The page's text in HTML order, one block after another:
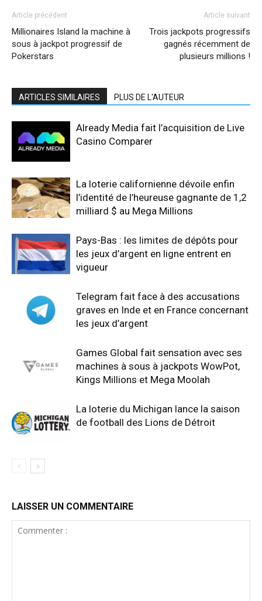
Article précédent
Millionaires Island la machine à
sous à jackpot progressif de
Pokerstars
Article suivant
Trois jackpots progressifs
gagnés récemment de
plusieurs millions !
ARTICLES SIMILAIRES PLUS DE L'AUTEUR
Already Media fait l’acquisition de Live
Casino Comparer
La loterie californienne dévoile enfin
l’identité de l’heureuse gagnante de 1,2
milliard $ au Mega Millions
Pays-Bas : les limites de dépôts pour
les jeux d’argent en ligne entrent en
vigueur
Telegram fait face à des accusations
graves en Inde et en France concernant
les jeux d’argent
Games Global fait sensation avec ses
machines à sous à jackpots WowPot,
Kings Millions et Mega Moolah
La loterie du Michigan lance la saison
de football des Lions de Détroit
LAISSER UN COMMENTAIRE